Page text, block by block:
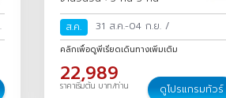
ส.ค.
31 ส.ค.-04 ก.ย. /
คลิกเพื่อดูพีเรียดเดินทางเพิ่มเติม
22,989
ราคาเริ่มต้น บาท/ท่าน ดูโปรแกรมทัวร์